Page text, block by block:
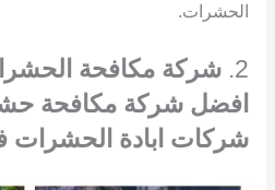
الحشرات.
2. شركة مكافحة
افضل شركة مكافحة
شركات ابادة الحشرات